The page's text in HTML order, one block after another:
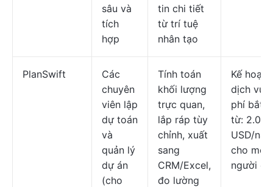
sâu và
tích
hợp
tin chi tiết
từ trí tuệ
nhân tạo
PlanSwift
Các
chuyên
viên lập
dự toán
và
quản lý
dự án
(cho
Tính toán
khối lượng
trực quan,
lắp ráp tùy
chỉnh, xuất
sang
CRM/Excel,
đo lường
Kế hoạch
dịch vụ
phí bắt
từ: 2.000
USD/
cho mỗi
người